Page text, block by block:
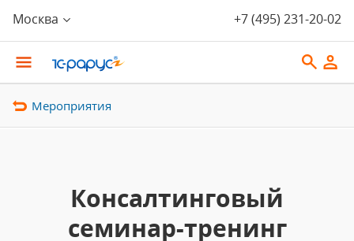
Москва +7 (495) 231-20-02
Мероприятия
Консалтинговый
семинар-тренинг